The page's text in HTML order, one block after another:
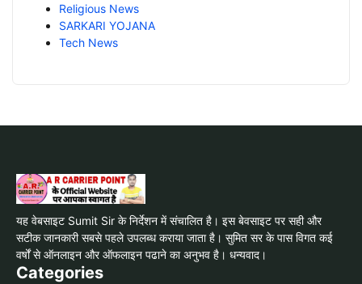
Religious News
SARKARI YOJANA
Tech News
यह वेबसाइट Sumit Sir के निर्देशन में संचालित है। इस बेवसाइट पर सही और
सटीक जानकारी सबसे पहले उपलब्ध कराया जाता है। सुमित सर के पास विगत कई
वर्षों से ऑनलाइन और ऑफलाइन पढाने का अनुभव है। धन्यवाद।
Categories